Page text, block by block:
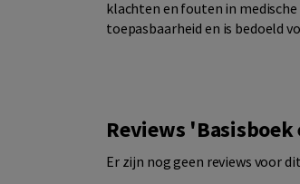
klachten en fouten in
toepasbaarheid en is bedoeld
Reviews
Er zijn nog geen reviews voor